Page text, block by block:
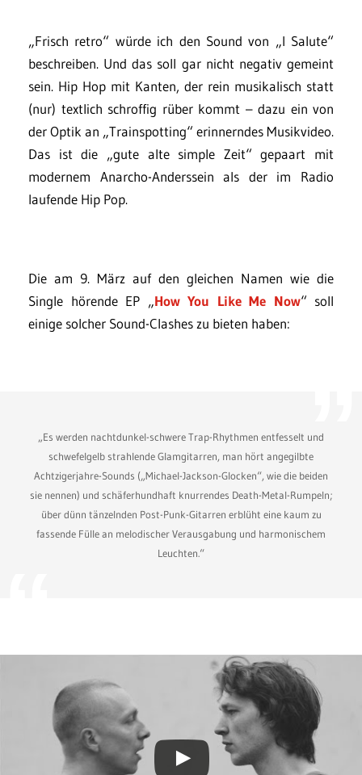
„Frisch retro“ würde ich den Sound von „I Salute“
beschreiben. Und das soll gar nicht negativ gemeint
sein. Hip Hop mit Kanten, der rein musikalisch statt
(nur) textlich schroffig rüber kommt – dazu ein von
der Optik an „Trainspotting“ erinnerndes Musikvideo.
Das ist die „gute alte simple Zeit“ gepaart mit
modernem Anarcho-Anderssein als der im Radio
laufende Hip Pop.
Die am 9. März auf den gleichen Namen wie die
Single hörende EP „How You Like Me Now“ soll
einige solcher Sound-Clashes zu bieten haben:
„Es werden nachtdunkel-schwere Trap-Rhythmen entfesselt und
schwefelgelb strahlende Glamgitarren, man hört angegilbte
Achtzigerjahre-Sounds („Michael-Jackson-Glocken“, wie die beiden
sie nennen) und schäferhundhaft knurrendes Death-Metal-Rumpeln;
über dünn tänzelnden Post-Punk-Gitarren erblüht eine kaum zu
fassende Fülle an melodischer Verausgabung und harmonischem
Leuchten.“